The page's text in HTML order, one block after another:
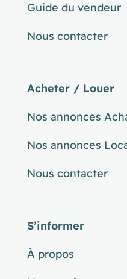
Guide du vendeur
Nous contacter
Acheter / Louer
Nos annonces
Nos annonces
Nous contacter
S’informer
À propos